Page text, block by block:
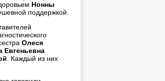
Нонны
поддержкой.
Олеся
Евгеньевна
. Каждый из них